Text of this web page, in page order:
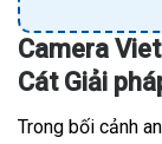
Camera
Cát Giải
Trong bối cảnh